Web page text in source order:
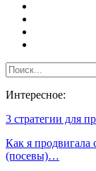
Интересное:
3 стратегии для
Как я продвигала
(посевы)…